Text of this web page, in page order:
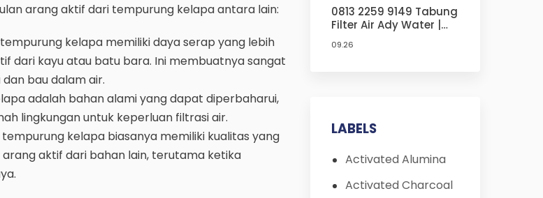
arang aktif dari tempurung kelapa antara lain:
kelapa memiliki daya serap yang lebih
dari kayu atau batu bara. Ini membuatnya sangat
bau dalam air.
adalah bahan alami yang dapat diperbaharui,
lingkungan untuk keperluan filtrasi air.
kelapa biasanya memiliki kualitas yang
aktif dari bahan lain, terutama ketika
0813 2259 9149 Tabung
Filter Air Ady Water |
Kecil | Isi Ulang | 10
Inch| Terbaik | Pc | FRP |
09.26
LABELS
Activated Alumina
Activated Charcoal